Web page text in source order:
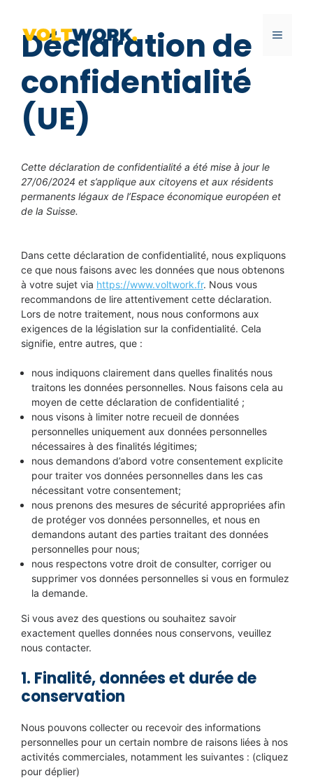
contenu
MENU
Déclaration de
confidentialité
(UE)
Cette déclaration de confidentialité a été mise à jour le
27/06/2024 et s’applique aux citoyens et aux résidents
permanents légaux de l’Espace économique européen et
de la Suisse.
Dans cette déclaration de confidentialité, nous expliquons
ce que nous faisons avec les données que nous obtenons
à votre sujet via https://www.voltwork.fr. Nous vous
recommandons de lire attentivement cette déclaration.
Lors de notre traitement, nous nous conformons aux
exigences de la législation sur la confidentialité. Cela
signifie, entre autres, que :
nous indiquons clairement dans quelles finalités nous
traitons les données personnelles. Nous faisons cela au
moyen de cette déclaration de confidentialité ;
nous visons à limiter notre recueil de données
personnelles uniquement aux données personnelles
nécessaires à des finalités légitimes;
nous demandons d’abord votre consentement explicite
pour traiter vos données personnelles dans les cas
nécessitant votre consentement;
nous prenons des mesures de sécurité appropriées afin
de protéger vos données personnelles, et nous en
demandons autant des parties traitant des données
personnelles pour nous;
nous respectons votre droit de consulter, corriger ou
supprimer vos données personnelles si vous en formulez
la demande.
Si vous avez des questions ou souhaitez savoir
exactement quelles données nous conservons, veuillez
nous contacter.
1. Finalité, données et durée de
conservation
Nous pouvons collecter ou recevoir des informations
personnelles pour un certain nombre de raisons liées à nos
activités commerciales, notamment les suivantes : (cliquez
pour déplier)